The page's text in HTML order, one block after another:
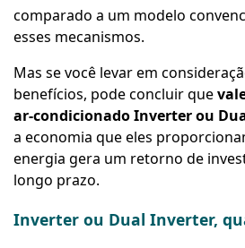
comparado a um modelo
esses mecanismos.
Mas se você levar em
benefícios, pode concluir que
ar-condicionado Inverter ou
a economia que eles
energia gera um retorno de
longo prazo.
Inverter ou Dual Inverter,